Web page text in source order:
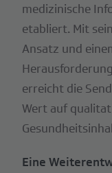
medizinische
etabliert. Mit
Ansatz und
erreicht die
Wert auf
Eine